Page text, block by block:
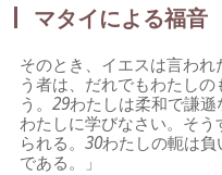
マタイによる福音
そのとき、イエスは言われ
う者は、だれでもわたし
う。29わたしは柔和で謙遜
わたしに学びなさい。そ
られる。30わたしの軛は
である。」